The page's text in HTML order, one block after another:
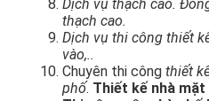
Dịch vụ thạch cao.
thạch cao.
Dịch vụ thi công thiết
vào,..
Chuyên thi công thiết
phố. Thiết kế nhà mặt